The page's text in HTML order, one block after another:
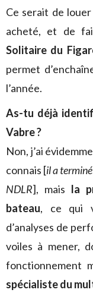
Ce serait de
acheté, et de
Solitaire du
permet
l’année.
As-tu déjà
Vabre ?
Non, j’ai
connais [il a
NDLR], mais la
bateau, ce qui
d’analyses de
voiles à mener,
fonctionnement
spécialiste du